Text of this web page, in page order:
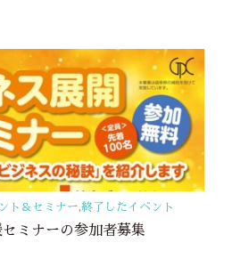
ト＆セミナー 終了したイベント
ミナーの参加者募集